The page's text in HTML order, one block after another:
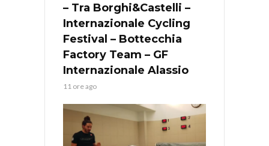
– Tra Borghi&Castelli –
Internazionale Cycling
Festival – Bottecchia
Factory Team – GF
Internazionale Alassio
11 ore ago